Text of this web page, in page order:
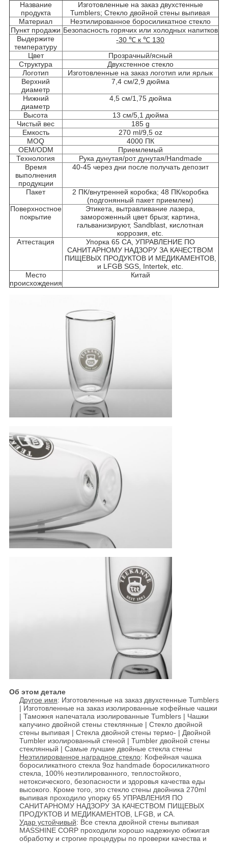
Название
продукта
Изготовленные на заказ двухстенные
Tumblers; Стекло двойной стены выпивая
Материал
Неэтилированное боросиликатное стекло
Пункт продажи Безопасность горячих или холодных напитков
Выдержите
температуру
-30 ℃ к ℃ 130
Цвет
Прозрачный/ясный
Структура
Двухстенное стекло
Логотип
Изготовленные на заказ логотип или ярлык
Верхний
диаметр
7,4 см/2,9 дюйма
Нижний
диаметр
4,5 см/1,75 дюйма
Высота
13 см/5,1 дюйма
Чистый вес
185 g
Емкость
270 ml/9,5 oz
MOQ
4000 ПК
OEM/ODM
Приемлемый
Технология
Рука дунутая/рот дунутая/Handmade
Время
выполнения
продукции
40-45 через дни после получать депозит
Пакет
2 ПК/внутренней коробка; 48 ПК/коробка
(подгонянный пакет приемлем)
Поверхностное
покрытие
Этикета, вытравливание лазера,
замороженный цвет брызг, картина,
гальванизируют, Sandblast, кислотная
коррозия, etc.
Аттестация
Упорка 65 CA, УПРАВЛЕНИЕ ПО
САНИТАРНОМУ НАДЗОРУ ЗА КАЧЕСТВОМ
ПИЩЕВЫХ ПРОДУКТОВ И МЕДИКАМЕНТОВ,
и LFGB SGS, Intertek, etc.
Место
происхождения
Китай
Об этом детале
Другое имя: Изготовленные на заказ двухстенные Tumblers
| Изготовленные на заказ изолированные кофейные чашки
| Таможня напечатала изолированные Tumblers | Чашки
капучино двойной стены стеклянные | Стекло двойной
стены выпивая | Стекла двойной стены термо- | Двойной
Tumbler изолированный стеной | Tumbler двойной стены
стеклянный | Самые лучшие двойные стекла стены
Неэтилированное наградное стекло: Кофейная чашка
боросиликатного стекла 9oz handmade боросиликатного
стекла, 100% неэтилированного, теплостойкого,
нетоксического, безопасности и здоровья качества еды
высокого. Кроме того, это стекло стены двойника 270ml
выпивая проходило упорку 65 УПРАВЛЕНИЯ ПО
САНИТАРНОМУ НАДЗОРУ ЗА КАЧЕСТВОМ ПИЩЕВЫХ
ПРОДУКТОВ И МЕДИКАМЕНТОВ, LFGB, и CA.
Удар устойчивый: Все стекла двойной стены выпивая
MASSHINE CORP проходили хорошо надежную обжигая
обработку и строгие процедуры по проверки качества и